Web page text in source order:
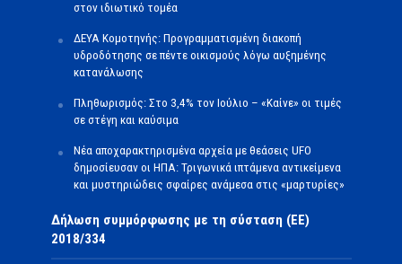
στον ιδιωτικό τομέα
ΔΕΥΑ Κομοτηνής: Προγραμματισμένη διακοπή
υδροδότησης σε πέντε οικισμούς λόγω αυξημένης
κατανάλωσης
Πληθωρισμός: Στο 3,4% τον Ιούλιο – «Καίνε» οι τιμές
σε στέγη και καύσιμα
Νέα αποχαρακτηρισμένα αρχεία με θεάσεις UFO
δημοσίευσαν οι ΗΠΑ: Τριγωνικά ιπτάμενα αντικείμενα
και μυστηριώδεις σφαίρες ανάμεσα στις «μαρτυρίες»
Δήλωση συμμόρφωσης με τη σύσταση (ΕΕ)
2018/334